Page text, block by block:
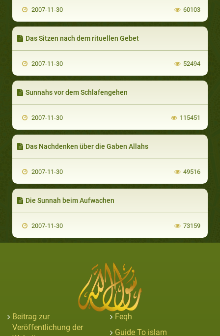
2007-11-30 60103
Das Sitzen nach dem rituellen Gebet
2007-11-30 52494
Sunnahs vor dem Schlafengehen
2007-11-30 115451
Das Nachdenken über die Gaben Allahs
2007-11-30 49516
Die Sunnah beim Aufwachen
2007-11-30 73159
Beitrag zur
Veröffentlichung der
Feqh
Guide To islam